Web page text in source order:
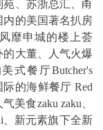
苑、苏浙总汇、甬
内的美国著名扒房
风靡申城的楼上荟
大董、人气火爆
式餐厅Butcher's
的海鲜餐厅 Red
美食zaku zaku、
、新元素旗下全新